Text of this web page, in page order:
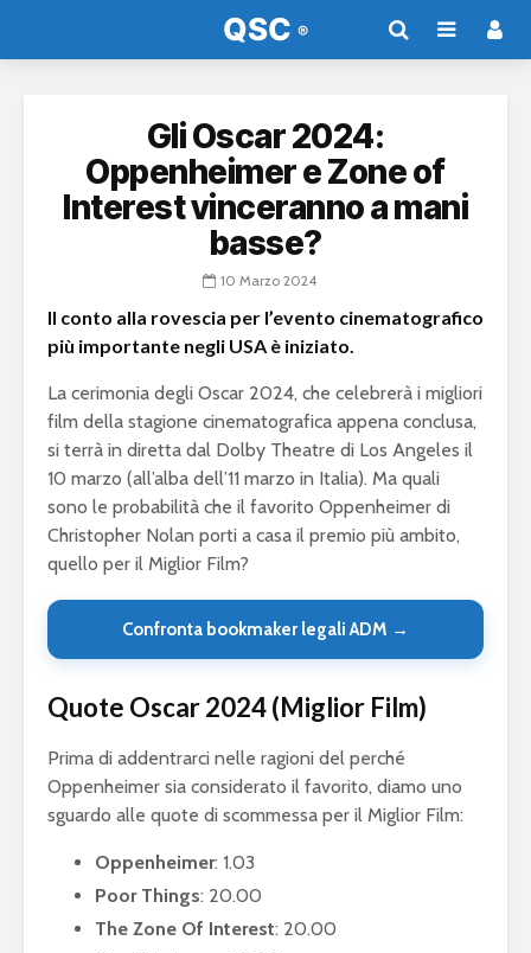
Gli Oscar 2024:
Oppenheimer e Zone of
Interest vinceranno a mani
basse?
10 Marzo 2024
Il conto alla rovescia per l’evento cinematografico
più importante negli USA è iniziato.
La cerimonia degli Oscar 2024, che celebrerà i migliori
film della stagione cinematografica appena conclusa,
si terrà in diretta dal Dolby Theatre di Los Angeles il
10 marzo (all’alba dell’11 marzo in Italia). Ma quali
sono le probabilità che il favorito Oppenheimer di
Christopher Nolan porti a casa il premio più ambito,
quello per il Miglior Film?
Confronta bookmaker legali ADM →
Quote Oscar 2024 (Miglior Film)
Prima di addentrarci nelle ragioni del perché
Oppenheimer sia considerato il favorito, diamo uno
sguardo alle quote di scommessa per il Miglior Film:
Oppenheimer: 1.03
Poor Things: 20.00
The Zone Of Interest: 20.00